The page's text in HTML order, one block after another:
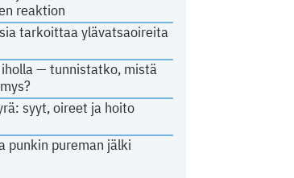
reaktion
tarkoittaa ylävatsaoireita
— tunnistatko, mistä
syyt, oireet ja hoito
punkin pureman jälki